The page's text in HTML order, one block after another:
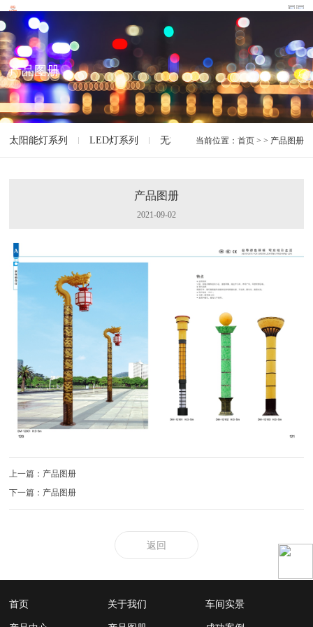
产品图册
太阳能灯系列 LED灯系列 无极灯系列 智能灯系列 特
当前位置： 首页> > 产品图册
产品图册
2021-09-02
上一篇：产品图册
下一篇：产品图册
返回
首页 关于我们 车间实景